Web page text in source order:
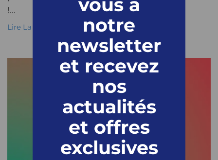
vous à
notre
newsletter
et recevez
nos
actualités
et offres
exclusives
!...
Lire La Suite